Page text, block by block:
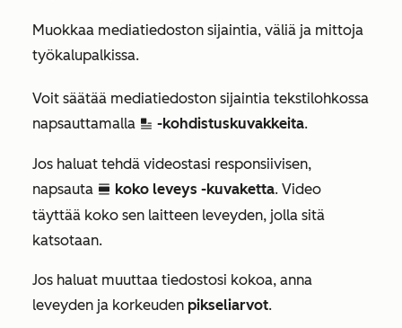
Muokkaa mediatiedoston sijaintia, väliä ja mittoja
työkalupalkissa.
Voit säätää mediatiedoston sijaintia tekstilohkossa
napsauttamalla inline -kohdistuskuvakkeita.
Jos haluat tehdä videostasi responsiivisen,
napsauta fullWidth koko leveys -kuvaketta. Video
täyttää koko sen laitteen leveyden, jolla sitä
katsotaan.
Jos haluat muuttaa tiedostosi kokoa, anna
leveyden ja korkeuden pikseliarvot.